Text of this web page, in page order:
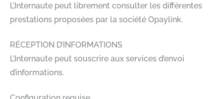
L’Internaute peut librement consulter les différentes
prestations proposées par la société Opaylink.
RÉCEPTION D’INFORMATIONS
L’Internaute peut souscrire aux services d’envoi
d’informations.